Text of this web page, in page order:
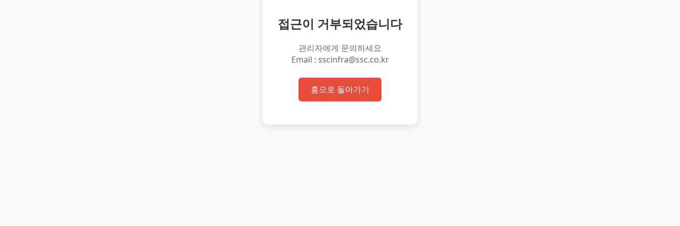
접근이 거부되었습니다
관리자에게 문의하세요
Email : sscinfra@ssc.co.kr
홈으로 돌아가기